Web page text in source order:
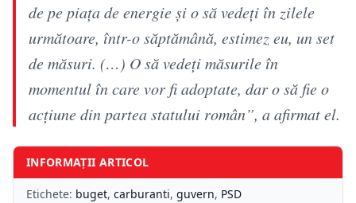
de pe piaţa de energie şi o să vedeţi în zilele
următoare, într-o săptămână, estimez eu, un set
de măsuri. (…) O să vedeţi măsurile în
momentul în care vor fi adoptate, dar o să fie o
acţiune din partea statului român”, a afirmat el.
INFORMAȚII ARTICOL
Etichete: buget, carburanti, guvern, PSD